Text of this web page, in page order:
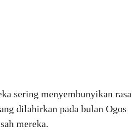
sering menyembunyikan rasa
dilahirkan pada bulan Ogos
mereka.